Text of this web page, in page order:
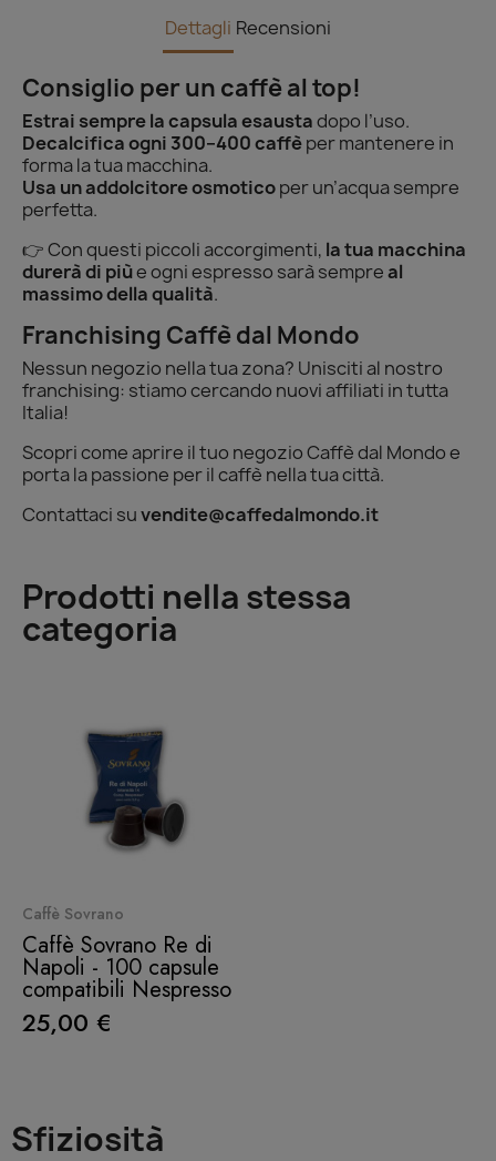
Dettagli Recensioni
Consiglio per un caffè al top!
Estrai sempre la capsula esaustadopo l’uso.
Decalcifica ogni 300–400 caffèper mantenere in
forma la tua macchina.
Usa un addolcitore osmoticoper un’acqua sempre
perfetta.
👉 Con questi piccoli accorgimenti, la tua macchina
durerà di piùe ogni espresso sarà sempreal
massimo della qualità.
Franchising Caffè dal Mondo
Nessun negozio nella tua zona? Unisciti al nostro
franchising: stiamo cercando nuovi affiliati in tutta
Italia!
Scopri come aprire il tuo negozio Caffè dal Mondo e
porta la passione per il caffè nella tua città.
Contattaci suvendite@caffedalmondo.it
Prodotti nella stessa
categoria
Caffè Sovrano
Caffè Sovrano Re di
Napoli - 100 capsule
compatibili Nespresso
25,00 €
Sfiziosità